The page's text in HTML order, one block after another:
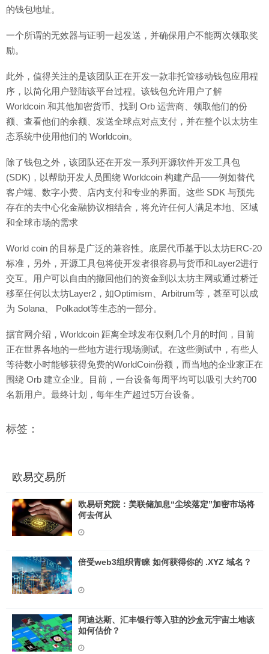
的钱包地址。
一个所谓的无效器与证明一起发送，并确保用户不能两次领取奖
励。
此外，值得关注的是该团队正在开发一款非托管移动钱包应用程
序，以简化用户登陆该平台过程。该钱包允许用户了解
Worldcoin 和其他加密货币、找到 Orb 运营商、领取他们的份
额、查看他们的余额、发送全球点对点支付，并在整个以太坊生
态系统中使用他们的 Worldcoin。
除了钱包之外，该团队还在开发一系列开源软件开发工具包
(SDK)，以帮助开发人员围绕 Worldcoin 构建产品——例如替代
客户端、数字小费、店内支付和专业的界面。这些 SDK 与预先
存在的去中心化金融协议相结合，将允许任何人满足本地、区域
和全球市场的需求
World coin 的目标是广泛的兼容性。底层代币基于以太坊ERC-20
标准，另外，开源工具包将使开发者很容易与货币和Layer2进行
交互。用户可以自由的撤回他们的资金到以太坊主网或通过桥迁
移至任何以太坊Layer2，如Optimism、Arbitrum等，甚至可以成
为 Solana、 Polkadot等生态的一部分。
据官网介绍，Worldcoin 距离全球发布仅剩几个月的时间，目前
正在世界各地的一些地方进行现场测试。在这些测试中，有些人
等待数小时能够获得免费的WorldCoin份额，而当地的企业家正在
围绕 Orb 建立企业。目前，一台设备每周平均可以吸引大约700
名新用户。最终计划，每年生产超过5万台设备。
标签：
欧易交易所
欧易研究院：美联储加息“尘埃落定”加密市场将
何去何从
倍受web3组织青睐 如何获得你的 .XYZ 域名？
阿迪达斯、汇丰银行等入驻的沙盒元宇宙土地该
如何估价？